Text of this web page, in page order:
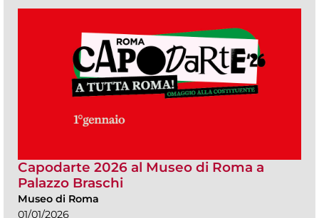
Capodarte 2026 al Museo di Roma a
Palazzo Braschi
Museo di Roma
01/01/2026